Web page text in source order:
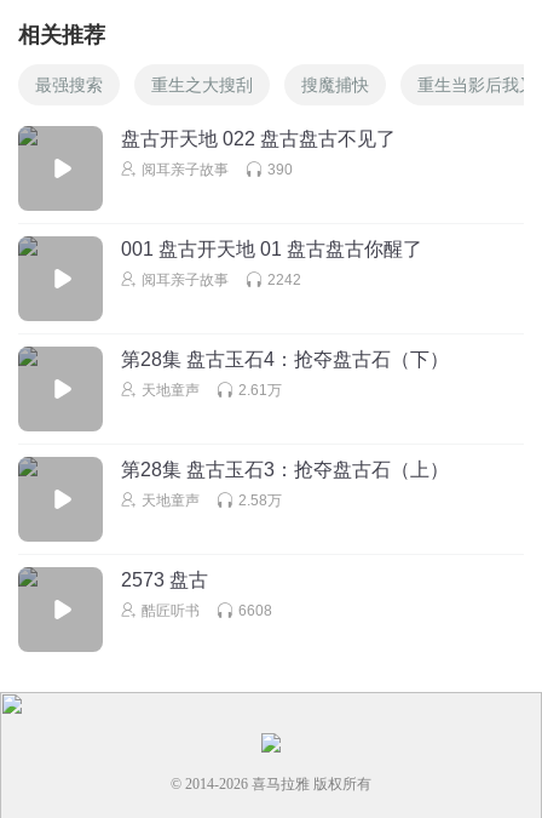
相关推荐
最强搜索 重生之大搜刮 搜魔捕快 重生当影后我又
盘古开天地 022 盘古盘古不见了
阅耳亲子故事 390
001 盘古开天地 01 盘古盘古你醒了
阅耳亲子故事 2242
第28集 盘古玉石4：抢夺盘古石（下）
天地童声 2.61万
第28集 盘古玉石3：抢夺盘古石（上）
天地童声 2.58万
2573 盘古
酷匠听书 6608
© 2014-2026 喜马拉雅 版权所有